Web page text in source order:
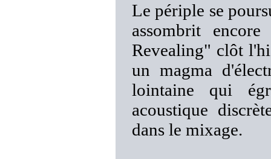
Le périple se
assombrit
Revealing" clôt
un magma
lointaine qui
acoustique
dans le mixage.